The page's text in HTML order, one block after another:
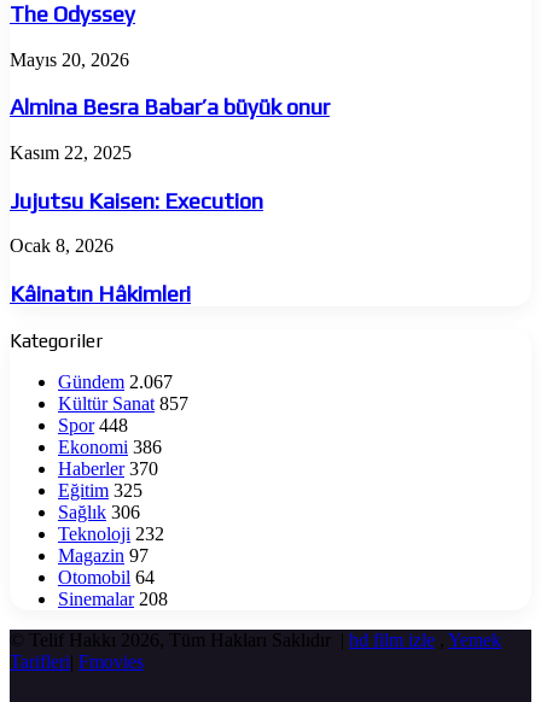
The Odyssey
Almina
Babar’a
büyük
onur
Mayıs 20, 2026
Almina Besra Babar’a büyük onur
Jujutsu
Execution
Kasım 22, 2025
Jujutsu Kaisen: Execution
Kâinatın
Ocak 8, 2026
Kâinatın Hâkimleri
Kategoriler
Gündem 2.067
Kültür Sanat 857
Spor 448
Ekonomi 386
Haberler 370
Eğitim 325
Sağlık 306
Teknoloji 232
Magazin 97
Otomobil 64
Sinemalar 208
© Telif Hakkı 2026, Tüm Hakları Saklıdır | hd film izle , Yemek
Tarifleri| Fmovies